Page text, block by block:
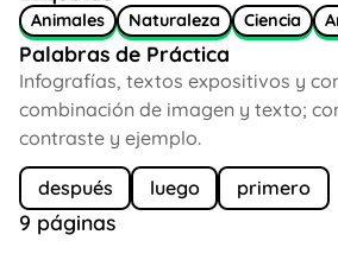
Animales Naturaleza Ciencia
Palabras de Práctica
Infografías, textos expositivos y
combinación de imagen y texto;
contraste y ejemplo.
después luego primero
9 páginas